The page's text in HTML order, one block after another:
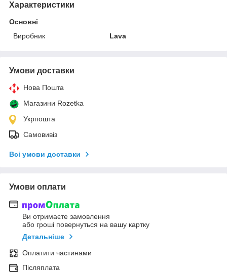
Характеристики
Основні
Виробник
Lava
Умови доставки
Нова Пошта
Магазини Rozetka
Укрпошта
Самовивіз
Всі умови доставки
Умови оплати
Ви отримаєте замовлення
або гроші повернуться на вашу картку
Детальніше
Оплатити частинами
Післяплата